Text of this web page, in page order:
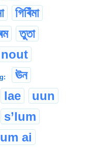
গিৰিঁমা
তুতা
nout
ঊন
lae uun
s’lum
ai